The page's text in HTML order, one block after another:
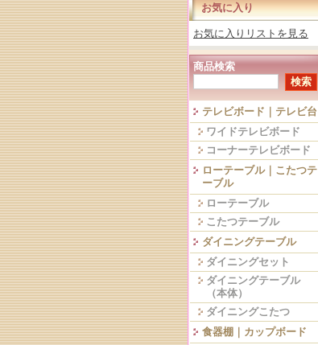
お気に入り
お気に入りリストを見る
商品検索
テレビボード｜テレビ台
ワイドテレビボード
コーナーテレビボード
ローテーブル｜こたつテ
ーブル
ローテーブル
こたつテーブル
ダイニングテーブル
ダイニングセット
ダイニングテーブル
（本体）
ダイニングこたつ
食器棚｜カップボード